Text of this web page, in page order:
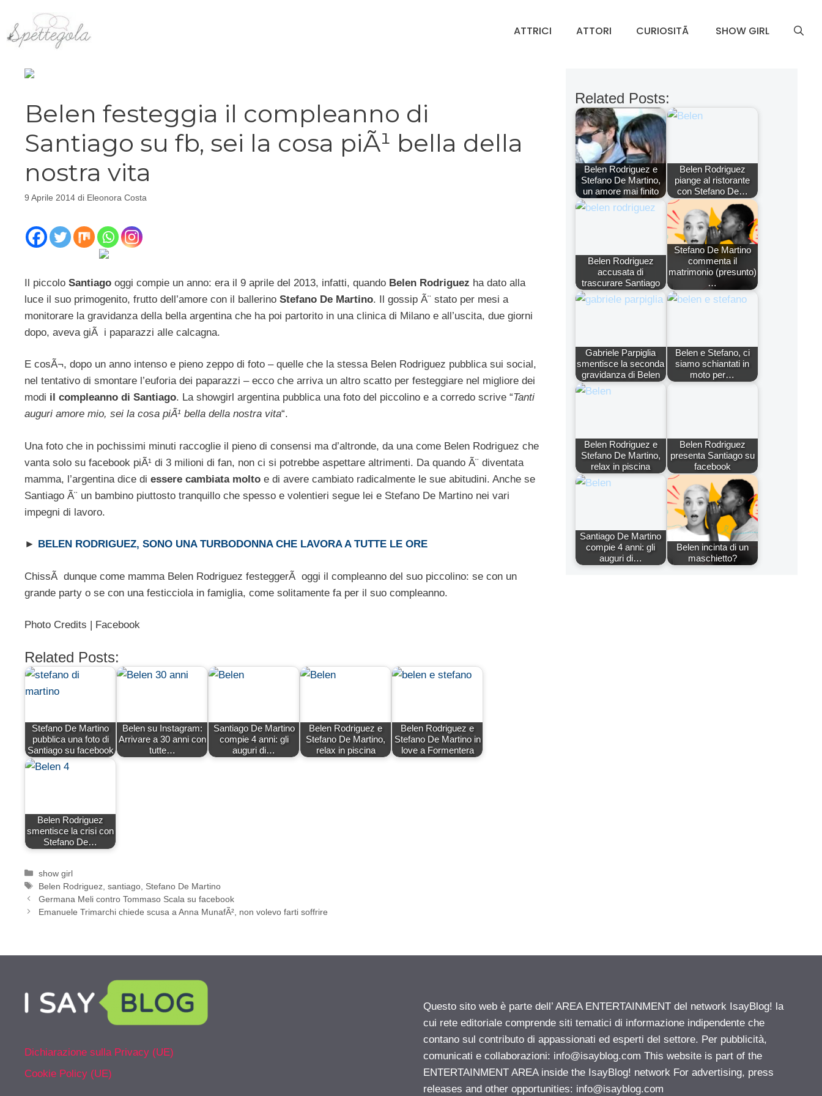
contenuto
ATTRICI ATTORI CURIOSITÃ SHOW GIRL
Belen festeggia il compleanno di
Santiago su fb, sei la cosa piÃ¹ bella della
nostra vita
9 Aprile 2014 di Eleonora Costa
Il piccolo Santiago oggi compie un anno: era il 9 aprile del 2013, infatti, quando Belen Rodriguez ha dato alla
luce il suo primogenito, frutto dell’amore con il ballerino Stefano De Martino. Il gossip Ã¨ stato per mesi a
monitorare la gravidanza della bella argentina che ha poi partorito in una clinica di Milano e all’uscita, due giorni
dopo, aveva giÃ i paparazzi alle calcagna.
E cosÃ¬, dopo un anno intenso e pieno zeppo di foto – quelle che la stessa Belen Rodriguez pubblica sui social,
nel tentativo di smontare l’euforia dei paparazzi – ecco che arriva un altro scatto per festeggiare nel migliore dei
modi il compleanno di Santiago. La showgirl argentina pubblica una foto del piccolino e a corredo scrive “Tanti
auguri amore mio, sei la cosa piÃ¹ bella della nostra vita“.
Una foto che in pochissimi minuti raccoglie il pieno di consensi ma d’altronde, da una come Belen Rodriguez che
vanta solo su facebook piÃ¹ di 3 milioni di fan, non ci si potrebbe aspettare altrimenti. Da quando Ã¨ diventata
mamma, l’argentina dice di essere cambiata molto e di avere cambiato radicalmente le sue abitudini. Anche se
Santiago Ã¨ un bambino piuttosto tranquillo che spesso e volentieri segue lei e Stefano De Martino nei vari
impegni di lavoro.
► BELEN RODRIGUEZ, SONO UNA TURBODONNA CHE LAVORA A TUTTE LE ORE
ChissÃ dunque come mamma Belen Rodriguez festeggerÃ oggi il compleanno del suo piccolino: se con un
grande party o se con una festicciola in famiglia, come solitamente fa per il suo compleanno.
Photo Credits | Facebook
Related Posts:
Stefano De Martino
pubblica una foto di
Santiago su facebook
Belen su Instagram:
Arrivare a 30 anni con
tutte…
Santiago De Martino
compie 4 anni: gli
auguri di…
Belen Rodriguez e
Stefano De Martino,
relax in piscina
Belen Rodriguez e
Stefano De Martino in
love a Formentera
Belen Rodriguez
smentisce la crisi con
Stefano De…
Categorie
show girl
Tag
Belen Rodriguez ,santiago Stefano De Martino
Germana Meli contro Tommaso Scala su facebook
Emanuele Trimarchi chiede scusa a Anna MunafÃ², non volevo farti soffrire
Related Posts:
Belen Rodriguez e
Stefano De Martino,
un amore mai finito
Belen Rodriguez
piange al ristorante
con Stefano De…
Belen Rodriguez
accusata di
trascurare Santiago
Stefano De Martino
commenta il
matrimonio (presunto)
…
Gabriele Parpiglia
smentisce la seconda
gravidanza di Belen
Belen e Stefano, ci
siamo schiantati in
moto per…
Belen Rodriguez e
Stefano De Martino,
relax in piscina
Belen Rodriguez
presenta Santiago su
facebook
Santiago De Martino
compie 4 anni: gli
auguri di…
Belen incinta di un
maschietto?
Dichiarazione sulla Privacy (UE)
Cookie Policy (UE)
Questo sito web è parte dell’ AREA ENTERTAINMENT del network IsayBlog! la
cui rete editoriale comprende siti tematici di informazione indipendente che
contano sul contributo di appassionati ed esperti del settore. Per pubblicità,
comunicati e collaborazioni: info@isayblog.com This website is part of the
ENTERTAINMENT AREA inside the IsayBlog! network For advertising, press
releases and other opportunities: info@isayblog.com